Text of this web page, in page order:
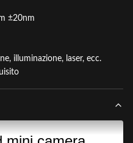
±20nm
illuminazione, laser, ecc.